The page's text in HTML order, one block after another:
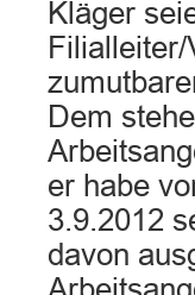
Kläger
Dem
er habe
3.9.2012
davon